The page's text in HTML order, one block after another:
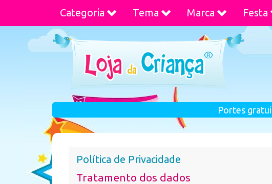
Categoria Tema Marca Festa
Portes
Política de Privacidade
Tratamento dos dados